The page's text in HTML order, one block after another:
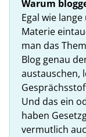
Warum
Egal wie
Materie
man das
Blog genau
austauschen,
Und das ein
haben
vermutlich